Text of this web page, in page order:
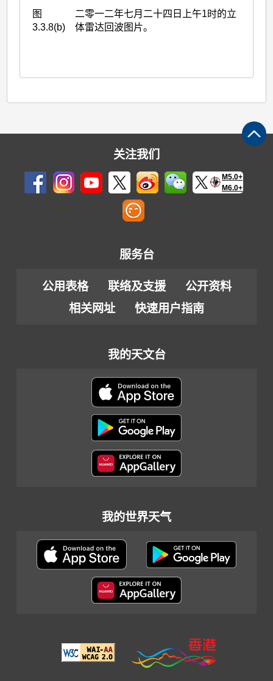
图
3.3.8(b)
二零一二年七月二十四日上午1时的立
体雷达回波图片。
关注我们
M5.0+
M6.0+
服务台
公用表格 联络及支援
公开资料
相关网址
快速用户指南
我的天文台
我的世界天气